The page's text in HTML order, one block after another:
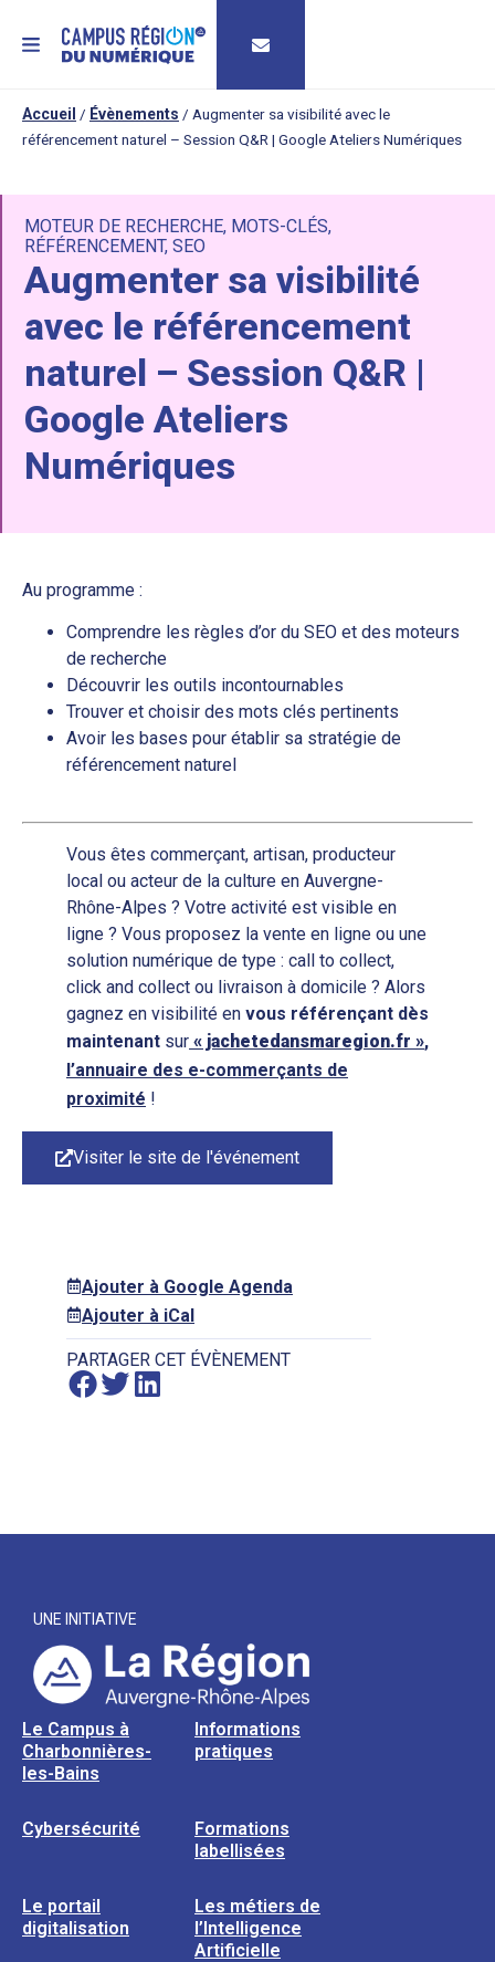
MENU
Accueil / Évènements / Augmenter sa visibilité avec le
référencement naturel – Session Q&R | Google Ateliers Numériques
MOTEUR DE RECHERCHE, MOTS-CLÉS,
RÉFÉRENCEMENT, SEO
Augmenter sa visibilité
avec le référencement
naturel – Session Q&R |
Google Ateliers
Numériques
Au programme :
Comprendre les règles d’or du SEO et des moteurs
de recherche
Découvrir les outils incontournables
Trouver et choisir des mots clés pertinents
Avoir les bases pour établir sa stratégie de
référencement naturel
Vous êtes commerçant, artisan, producteur
local ou acteur de la culture en Auvergne-
Rhône-Alpes ? Votre activité est visible en
ligne ? Vous proposez la vente en ligne ou une
solution numérique de type : call to collect,
click and collect ou livraison à domicile ? Alors
gagnez en visibilité en vous référençant dès
maintenant sur « jachetedansmaregion.fr »,
l’annuaire des e-commerçants de
proximité !
Visiter le site de l'événement
Ajouter à Google Agenda
Ajouter à iCal
PARTAGER CET ÉVÈNEMENT
UNE INITIATIVE
Le Campus à
Charbonnières-
les-Bains
Informations
pratiques
Cybersécurité
Formations
labellisées
Le portail
digitalisation
Les métiers de
l’Intelligence
Artificielle